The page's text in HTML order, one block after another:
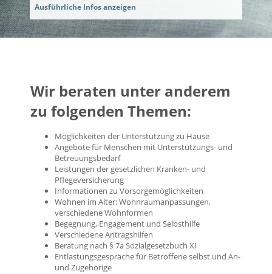
Ausführliche Infos anzeigen
Wir beraten unter anderem
zu folgenden Themen:
Möglichkeiten der Unterstützung zu Hause
Angebote für Menschen mit Unterstützungs- und
Betreuungsbedarf
Leistungen der gesetzlichen Kranken- und
Pflegeversicherung
Informationen zu Vorsorgemöglichkeiten
Wohnen im Alter: Wohnraumanpassungen,
verschiedene Wohnformen
Begegnung, Engagement und Selbsthilfe
Verschiedene Antragshilfen
Beratung nach § 7a Sozialgesetzbuch XI
Entlastungsgespräche für Betroffene selbst und An-
und Zugehörige